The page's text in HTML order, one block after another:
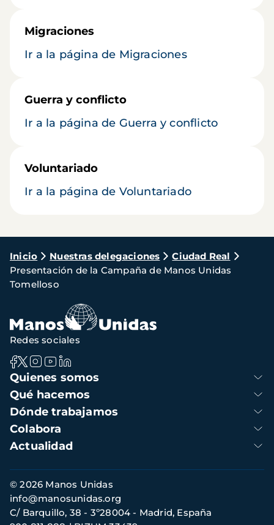
Migraciones
Ir a la página de Migraciones
Guerra y conflicto
Ir a la página de Guerra y conflicto
Voluntariado
Ir a la página de Voluntariado
Ruta
de
navegación
Inicio Nuestras delegaciones
Ciudad Real
Presentación de la Campaña de Manos Unidas
Tomelloso
Navegación
principal
Quienes somos
Qué hacemos
Dónde trabajamos
Colabora
Actualidad
Redes sociales
Información
de
contacto
© 2026 Manos Unidas
C/ Barquillo, 38 - 3º28004 - Madrid, España
info@manosunidas.org